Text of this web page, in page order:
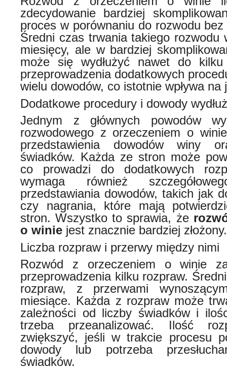
zdecydowanie bardziej
proces w porównaniu do rozwodu
Średni czas trwania takiego rozwodu
miesięcy, ale w bardziej
może się wydłużyć nawet do
przeprowadzenia dodatkowych
wielu dowodów, co istotnie wpływa na
Dodatkowe procedury i dowody
Jednym z głównych powodów
rozwodowego z orzeczeniem o
przedstawienia dowodów winy
świadków. Każda ze stron może
co prowadzi do dodatkowych
wymaga również
przedstawiania dowodów, takich jak
czy nagrania, które mają
stron. Wszystko to sprawia, że
o winie jest znacznie bardziej złożony.
Liczba rozpraw i przerwy między nimi
Rozwód z orzeczeniem o winie
przeprowadzenia kilku rozpraw.
rozpraw, z przerwami
miesiące. Każda z rozpraw może
zależności od liczby świadków i
trzeba przeanalizować. Ilość
zwiększyć, jeśli w trakcie procesu
dowody lub potrzeba
świadków.